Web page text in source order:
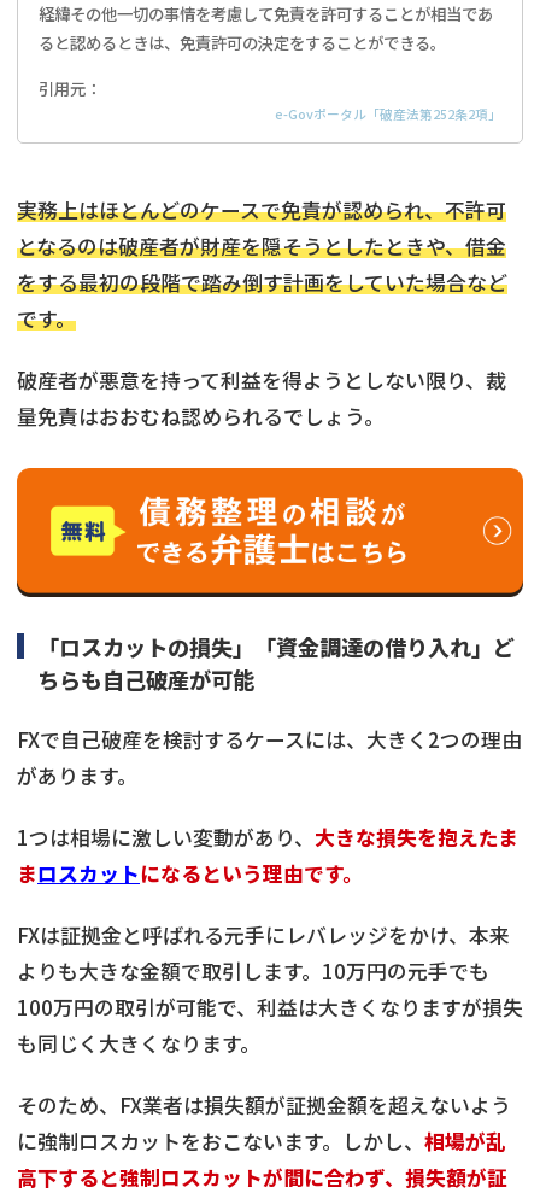
経緯その他一切の事情を考慮して免責を許可することが相当であ
ると認めるときは、免責許可の決定をすることができる。
引用元：
e-Govポータル「破産法第252条2項」
実務上はほとんどのケースで免責が認められ、不許可
となるのは破産者が財産を隠そうとしたときや、借金
をする最初の段階で踏み倒す計画をしていた場合など
です。
破産者が悪意を持って利益を得ようとしない限り、裁
量免責はおおむね認められるでしょう。
「ロスカットの損失」「資金調達の借り入れ」ど
ちらも自己破産が可能
FXで自己破産を検討するケースには、大きく2つの理由
があります。
1つは相場に激しい変動があり、 大きな損失を抱えたま
まロスカットになるという理由です。
FXは証拠金と呼ばれる元手にレバレッジをかけ、本来
よりも大きな金額で取引します。10万円の元手でも
100万円の取引が可能で、利益は大きくなりますが損失
も同じく大きくなります。
そのため、FX業者は損失額が証拠金額を超えないよう
に強制ロスカットをおこないます。しかし、 相場が乱
高下すると強制ロスカットが間に合わず、損失額が証